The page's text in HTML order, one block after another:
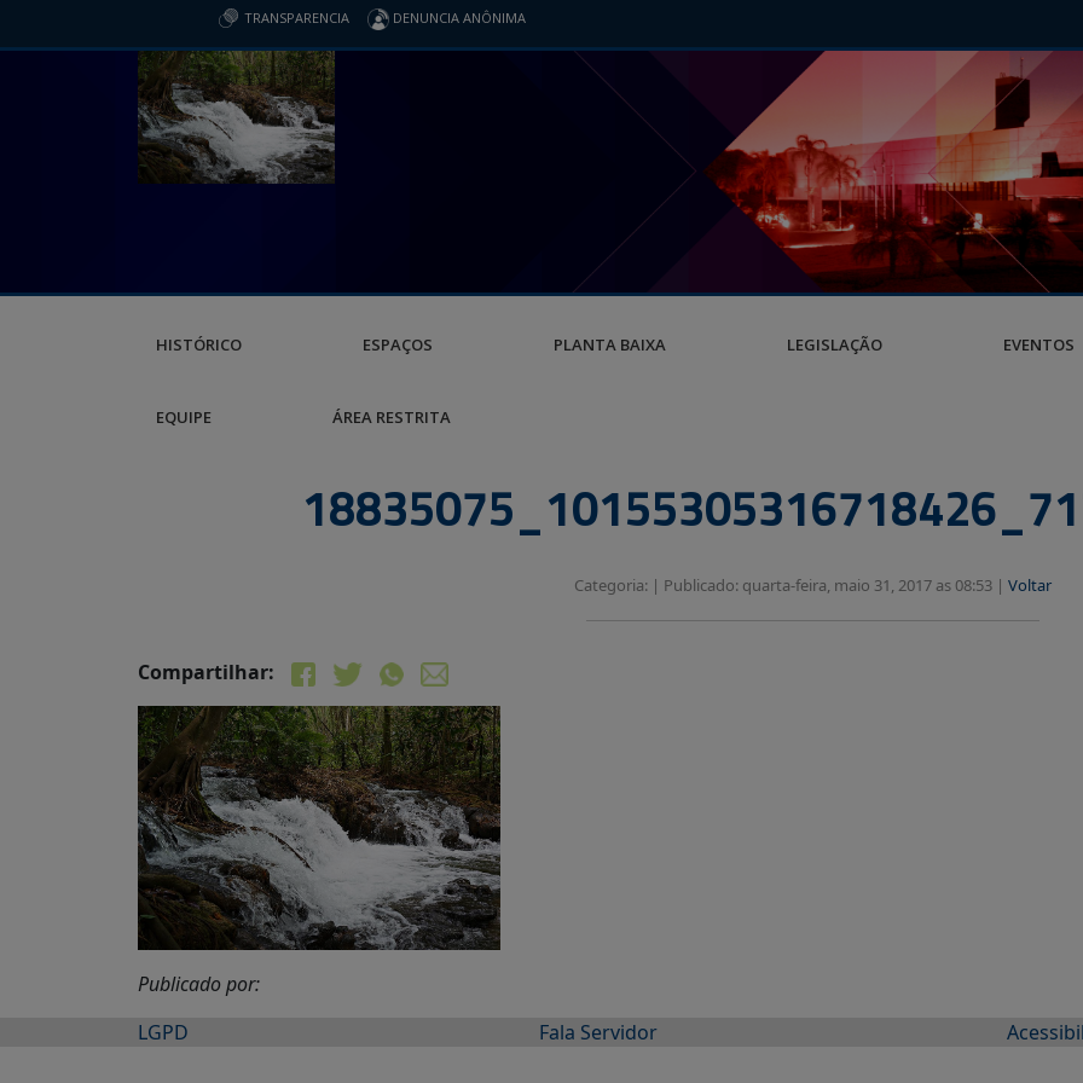
TRANSPARENCIA DENUNCIA ANÔNIMA
HISTÓRICO ESPAÇOS PLANTA BAIXA LEGISLAÇÃO EVENTOS
EQUIPE ÁREA RESTRITA
Categoria: | Publicado: quarta-feira, maio 31, 2017 as 08:53 | Voltar
Compartilhar:
Publicado por:
LGPD
Fala Servidor